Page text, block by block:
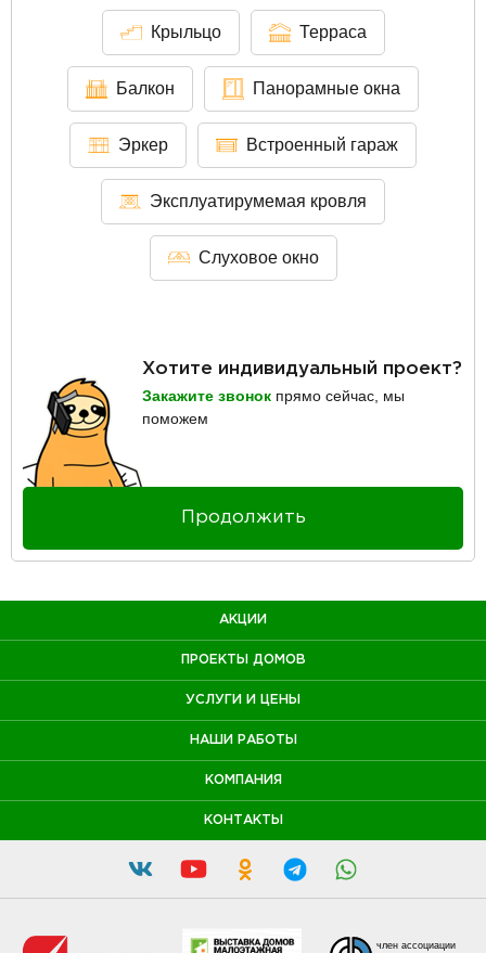
Крыльцо Терраса
Балкон Панорамные окна
Эркер Встроенный гараж
Эксплуатирумемая кровля
Слуховое окно
Хотите индивидуальный проект?
Закажите звонок прямо сейчас, мы
поможем
Продолжить
АКЦИИ
ПРОЕКТЫ ДОМОВ
УСЛУГИ И ЦЕНЫ
НАШИ РАБОТЫ
КОМПАНИЯ
КОНТАКТЫ
член ассоциации